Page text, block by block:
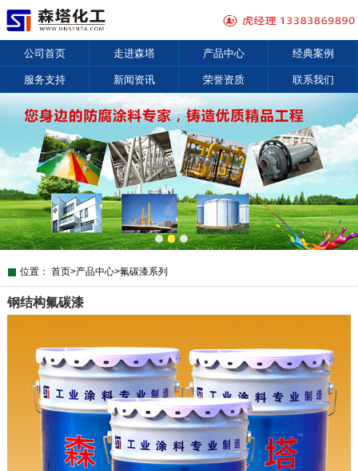
公司首页 走进森塔 产品中心 经典案例
服务支持 新闻资讯 荣誉资质 联系我们
位置： 首页>产品中心>氟碳漆系列
钢结构氟碳漆